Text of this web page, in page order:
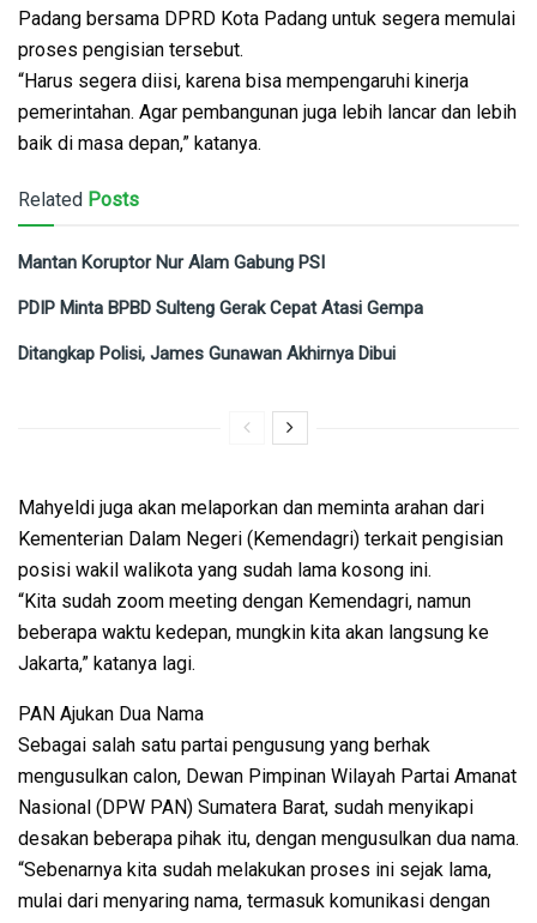
Padang bersama DPRD Kota Padang untuk segera memulai
proses pengisian tersebut.
“Harus segera diisi, karena bisa mempengaruhi kinerja
pemerintahan. Agar pembangunan juga lebih lancar dan lebih
baik di masa depan,” katanya.
Related Posts
Mantan Koruptor Nur Alam Gabung PSI
PDIP Minta BPBD Sulteng Gerak Cepat Atasi Gempa
Ditangkap Polisi, James Gunawan Akhirnya Dibui
Mahyeldi juga akan melaporkan dan meminta arahan dari
Kementerian Dalam Negeri (Kemendagri) terkait pengisian
posisi wakil walikota yang sudah lama kosong ini.
“Kita sudah zoom meeting dengan Kemendagri, namun
beberapa waktu kedepan, mungkin kita akan langsung ke
Jakarta,” katanya lagi.
PAN Ajukan Dua Nama
Sebagai salah satu partai pengusung yang berhak
mengusulkan calon, Dewan Pimpinan Wilayah Partai Amanat
Nasional (DPW PAN) Sumatera Barat, sudah menyikapi
desakan beberapa pihak itu, dengan mengusulkan dua nama.
“Sebenarnya kita sudah melakukan proses ini sejak lama,
mulai dari menyaring nama, termasuk komunikasi dengan